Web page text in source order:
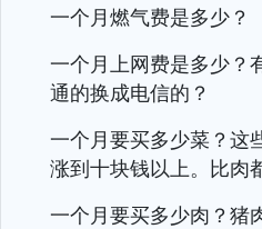
一个月燃气费是多少？
一个月上网费是多少？
通的换成电信的？
一个月要买多少菜？这
涨到十块钱以上。比肉
一个月要买多少肉？猪